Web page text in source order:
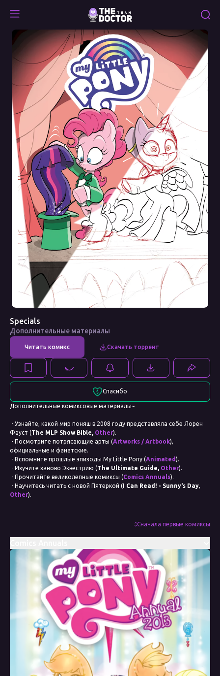
Specials
Specials
Дополнительные материалы
Спасибо
Дополнительные комиксовые материалы~
- Узнайте, какой мир поняш в 2008 году представляла себе Лорен
Фауст (The MLP Show Bible, Other).
- Посмотрите потрясающие арты (Artworks / Artbook),
официальные и фанатские.
- Вспомните прошлые эпизоды My Little Pony (Animated).
- Изучите заново Эквестрию (The Ultimate Guide, Other).
- Прочитайте великолепные комиксы (Comics Annuals).
- Научитесь читать с новой Пятеркой (I Can Read! - Sunny's Day,
Other).
Сначала первые комиксы